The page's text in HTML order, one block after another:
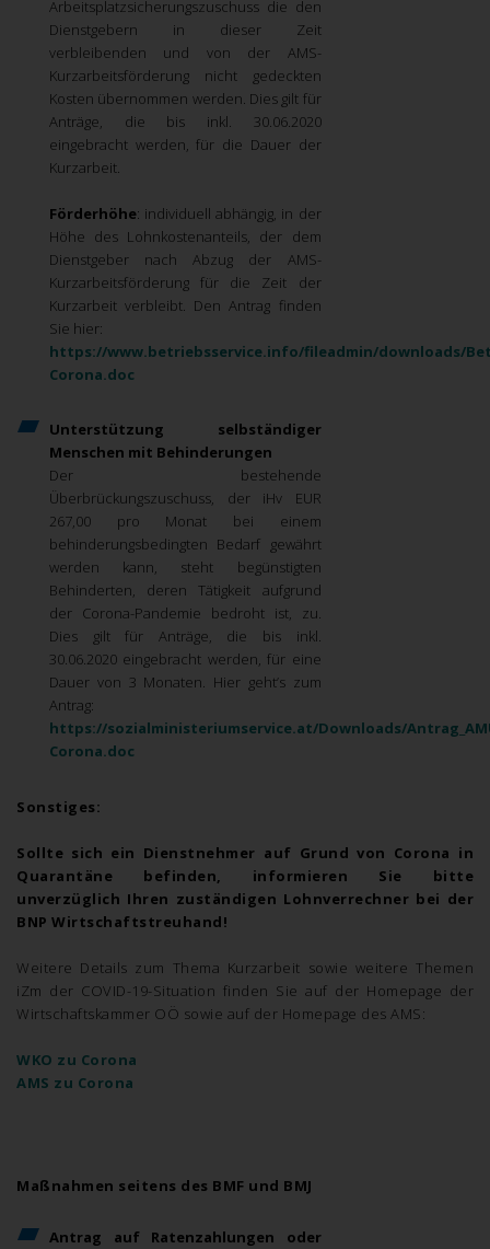
Arbeitsplatzsicherungszuschuss die den
Dienstgebern in dieser Zeit
verbleibenden und von der AMS-
Kurzarbeitsförderung nicht gedeckten
Kosten übernommen werden. Dies gilt für
Anträge, die bis inkl. 30.06.2020
eingebracht werden, für die Dauer der
Kurzarbeit.
Förderhöhe: individuell abhängig, in der
Höhe des Lohnkostenanteils, der dem
Dienstgeber nach Abzug der AMS-
Kurzarbeitsförderung für die Zeit der
Kurzarbeit verbleibt. Den Antrag finden
Sie hier:
https://www.betriebsservice.info/fileadmin/downloads/
Corona.doc
Unterstützung selbständiger
Menschen mit Behinderungen
Der bestehende
Überbrückungszuschuss, der iHv EUR
267,00 pro Monat bei einem
behinderungsbedingten Bedarf gewährt
werden kann, steht begünstigten
Behinderten, deren Tätigkeit aufgrund
der Corona-Pandemie bedroht ist, zu.
Dies gilt für Anträge, die bis inkl.
30.06.2020 eingebracht werden, für eine
Dauer von 3 Monaten. Hier geht’s zum
Antrag:
https://sozialministeriumservice.at/Downloads/
Corona.doc
Sonstiges:
Sollte sich ein Dienstnehmer auf Grund von Corona in
Quarantäne befinden, informieren Sie bitte
unverzüglich Ihren zuständigen Lohnverrechner bei der
BNP Wirtschaftstreuhand!
Weitere Details zum Thema Kurzarbeit sowie weitere Themen
iZm der COVID-19-Situation finden Sie auf der Homepage der
Wirtschaftskammer OÖ sowie auf der Homepage des AMS:
WKO zu Corona
AMS zu Corona
Maßnahmen seitens des BMF und BMJ
Antrag auf Ratenzahlungen oder